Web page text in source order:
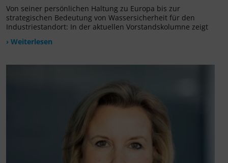
Von seiner persönlichen Haltung zu Europa bis zur
strategischen Bedeutung von Wassersicherheit für den
Industriestandort: In der aktuellen Vorstandskolumne zeigt
› Weiterlesen